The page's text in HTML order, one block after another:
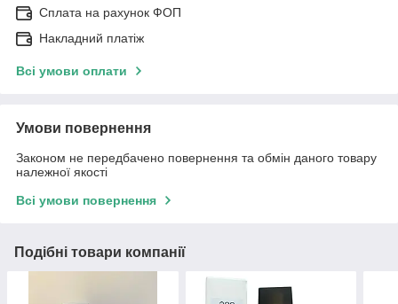
Сплата на рахунок ФОП
Накладний платіж
Всі умови оплати
Умови повернення
Законом не передбачено повернення та обмін даного товару
належної якості
Всі умови повернення
Подібні товари компанії